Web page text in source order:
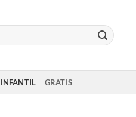
INFANTIL GRATIS